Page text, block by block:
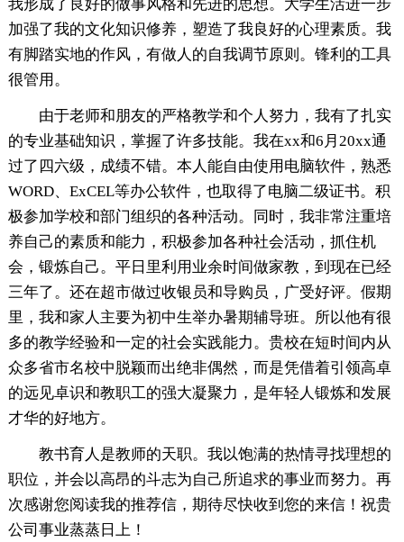
我形成了良好的做事风格和先进的思想。大学生活进一步
加强了我的文化知识修养，塑造了我良好的心理素质。我
有脚踏实地的作风，有做人的自我调节原则。锋利的工具
很管用。
由于老师和朋友的严格教学和个人努力，我有了扎实
的专业基础知识，掌握了许多技能。我在xx和6月20xx通
过了四六级，成绩不错。本人能自由使用电脑软件，熟悉
WORD、ExCEL等办公软件，也取得了电脑二级证书。积
极参加学校和部门组织的各种活动。同时，我非常注重培
养自己的素质和能力，积极参加各种社会活动，抓住机
会，锻炼自己。平日里利用业余时间做家教，到现在已经
三年了。还在超市做过收银员和导购员，广受好评。假期
里，我和家人主要为初中生举办暑期辅导班。所以他有很
多的教学经验和一定的社会实践能力。贵校在短时间内从
众多省市名校中脱颖而出绝非偶然，而是凭借着引领高卓
的远见卓识和教职工的强大凝聚力，是年轻人锻炼和发展
才华的好地方。
教书育人是教师的天职。我以饱满的热情寻找理想的
职位，并会以高昂的斗志为自己所追求的事业而努力。再
次感谢您阅读我的推荐信，期待尽快收到您的来信！祝贵
公司事业蒸蒸日上！